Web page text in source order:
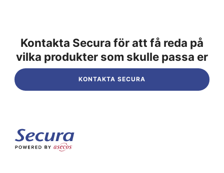
Kontakta Secura för att få reda på
vilka produkter som skulle passa er
KONTAKTA SECURA